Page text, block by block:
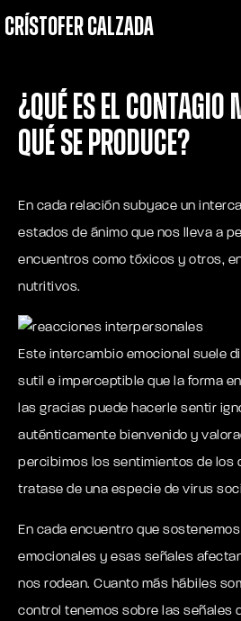
CRÍSTOFER CALZADA
¿Qué es el contagio
qué se produce?
En cada relación subyace un
estados de ánimo que nos lleva a
encuentros como tóxicos y otros,
nutritivos.
Este intercambio emocional suele
sutil e imperceptible que la forma
las gracias puede hacerle sentir
auténticamente bienvenido y
percibimos los sentimientos de los
tratase de una especie de virus
En cada encuentro que
emocionales y esas señales
nos rodean. Cuanto más hábiles
control tenemos sobre las señales